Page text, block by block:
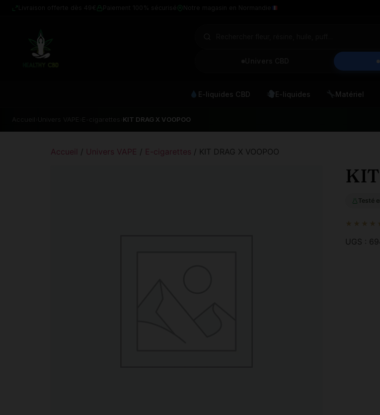
E-liquides CBD E-liquides Matériel
KIT DRAG X VOOPOO
Accueil / Univers VAPE / E-cigarettes / KIT DRAG X VOOPOO
Testé
UGS :